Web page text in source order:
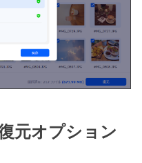
元オプション